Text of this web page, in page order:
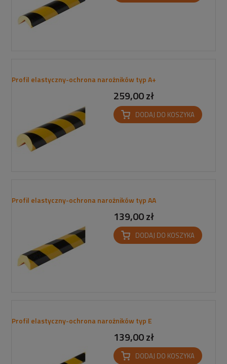
Profil elastyczny-ochrona narożników typ A+
259,00 zł
DODAJ DO KOSZYKA
Profil elastyczny-ochrona narożników typ AA
139,00 zł
DODAJ DO KOSZYKA
Profil elastyczny-ochrona narożników typ E
139,00 zł
DODAJ DO KOSZYKA